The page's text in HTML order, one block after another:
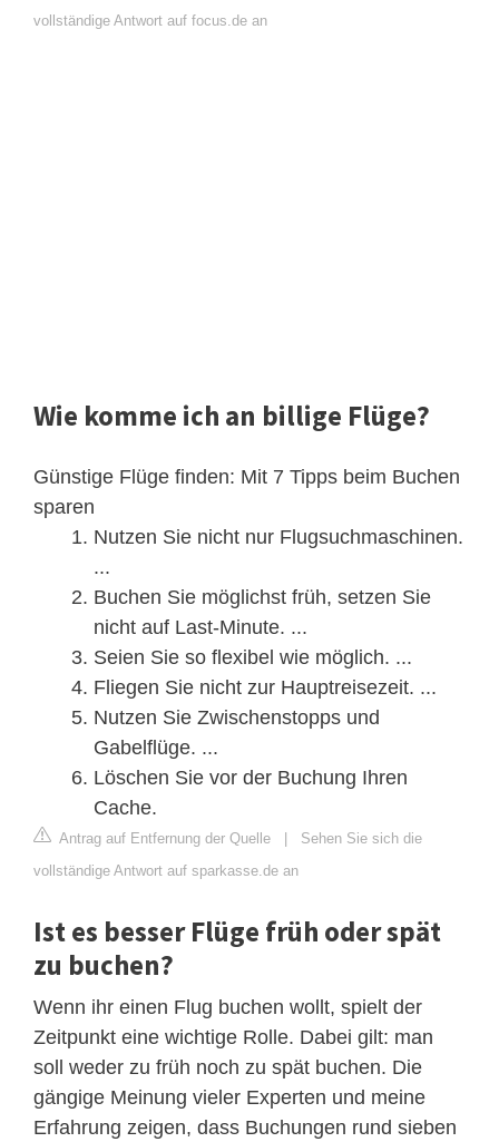
vollständige Antwort auf focus.de an
Wie komme ich an billige Flüge?
Günstige Flüge finden: Mit 7 Tipps beim Buchen
sparen
Nutzen Sie nicht nur Flugsuchmaschinen.
...
Buchen Sie möglichst früh, setzen Sie
nicht auf Last-Minute. ...
Seien Sie so flexibel wie möglich. ...
Fliegen Sie nicht zur Hauptreisezeit. ...
Nutzen Sie Zwischenstopps und
Gabelflüge. ...
Löschen Sie vor der Buchung Ihren
Cache.
Antrag auf Entfernung der Quelle | Sehen Sie sich die
vollständige Antwort auf sparkasse.de an
Ist es besser Flüge früh oder spät
zu buchen?
Wenn ihr einen Flug buchen wollt, spielt der
Zeitpunkt eine wichtige Rolle. Dabei gilt: man
soll weder zu früh noch zu spät buchen. Die
gängige Meinung vieler Experten und meine
Erfahrung zeigen, dass Buchungen rund sieben